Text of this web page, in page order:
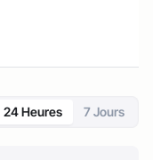
24 Heures 7 Jours